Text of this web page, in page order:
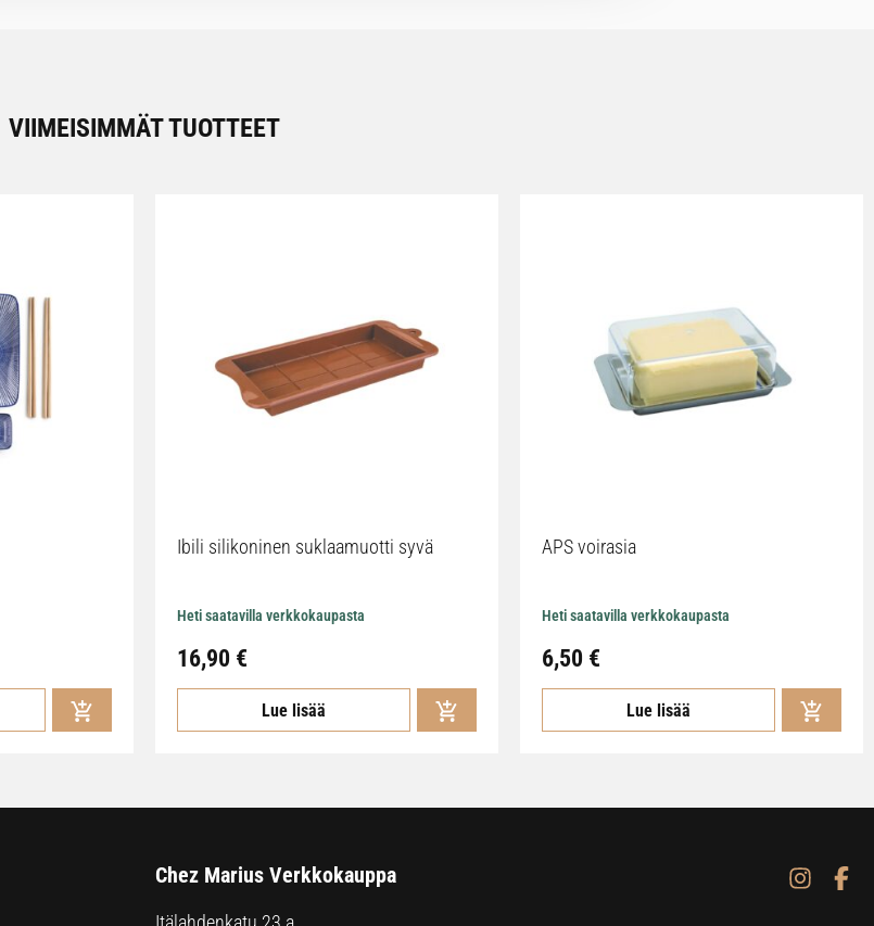
VIIMEISIMMÄT TUOTTEET
Ibili silikoninen suklaamuotti syvä
Heti saatavilla verkkokaupasta
16,90 €
Lue lisää
APS voirasia
Heti saatavilla verkkokaupasta
6,50 €
Lue lisää
Chez Marius Verkkokauppa